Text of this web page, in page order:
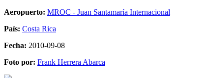
Aeropuerto: MROC - Juan Santamaría Internacional
País: Costa Rica
Fecha: 2010-09-08
Foto por: Frank Herrera Abarca